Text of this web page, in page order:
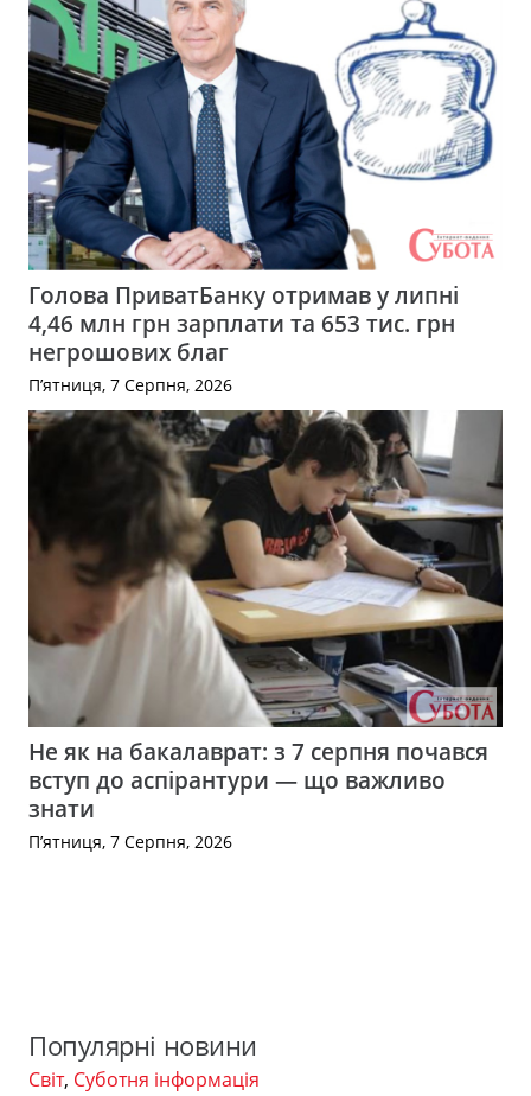
Голова ПриватБанку отримав у липні
4,46 млн грн зарплати та 653 тис. грн
негрошових благ
П’ятниця, 7 Серпня, 2026
Не як на бакалаврат: з 7 серпня почався
вступ до аспірантури — що важливо
знати
П’ятниця, 7 Серпня, 2026
Популярні новини
Світ, Суботня інформація